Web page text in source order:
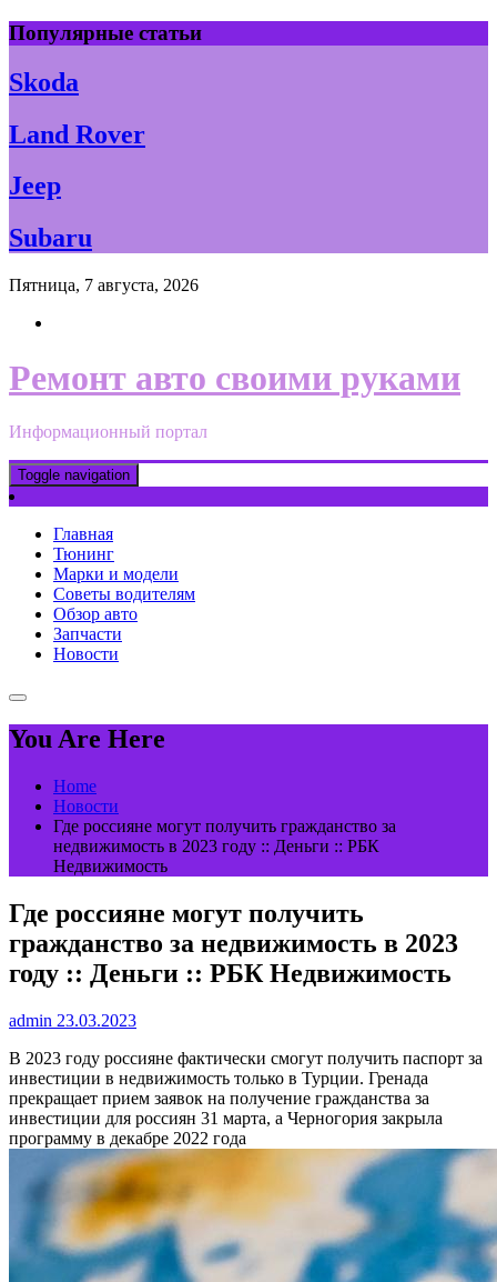
Skip
to
content
Популярные статьи
Skoda
Land Rover
Jeep
Subaru
Пятница, 7 августа, 2026
Ремонт авто своими руками
Информационный портал
Toggle navigation
Главная
Тюнинг
Марки и модели
Советы водителям
Обзор авто
Запчасти
Новости
You Are Here
Home
Новости
Где россияне могут получить гражданство за
недвижимость в 2023 году :: Деньги :: РБК
Недвижимость
Где россияне могут получить
гражданство за недвижимость в 2023
году :: Деньги :: РБК Недвижимость
admin 23.03.2023
В 2023 году россияне фактически смогут получить паспорт за
инвестиции в недвижимость только в Турции. Гренада
прекращает прием заявок на получение гражданства за
инвестиции для россиян 31 марта, а Черногория закрыла
программу в декабре 2022 года